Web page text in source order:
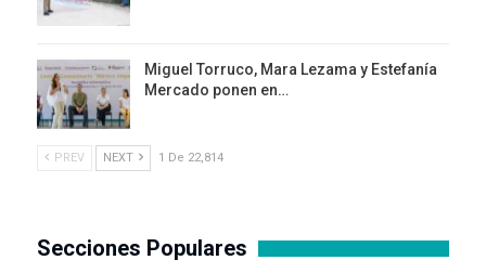
Miguel Torruco, Mara Lezama y Estefanía
Mercado ponen en…
PREV NEXT 1 De 22,814
Secciones Populares